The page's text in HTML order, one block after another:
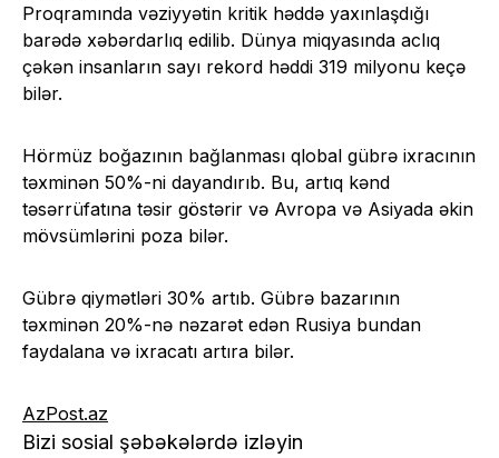
Proqramında vəziyyətin kritik həddə yaxınlaşdığı
barədə xəbərdarlıq edilib. Dünya miqyasında aclıq
çəkən insanların sayı rekord həddi 319 milyonu keçə
bilər.
Hörmüz boğazının bağlanması qlobal gübrə ixracının
təxminən 50%-ni dayandırıb. Bu, artıq kənd
təsərrüfatına təsir göstərir və Avropa və Asiyada əkin
mövsümlərini poza bilər.
Gübrə qiymətləri 30% artıb. Gübrə bazarının
təxminən 20%-nə nəzarət edən Rusiya bundan
faydalana və ixracatı artıra bilər.
AzPost.az
Bizi sosial şəbəkələrdə izləyin